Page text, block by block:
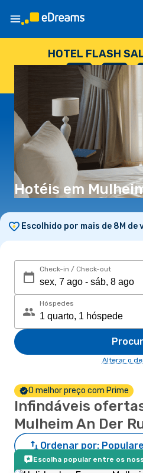
HOTEL FLASH
--
DIAS
: --
HORAS
:
Hotéis em
Escolhido por mais de 8M de
Check-in / Check-out
Hóspedes
Alterar o
O melhor preço com Prime
Infindáveis
Mulheim An Der
Ordenar por:
Escolha popular entre os